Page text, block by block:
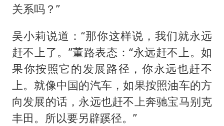
关系吗？”
吴小莉说道：“那你这样说，我们就永远
赶不上了。”董路表态：“永远赶不上。如
果你按照它的发展路径，你永远也赶不
上。就像中国的汽车，如果按照油车的方
向发展的话，永远也赶不上奔驰宝马别克
丰田。所以要另辟蹊径。”